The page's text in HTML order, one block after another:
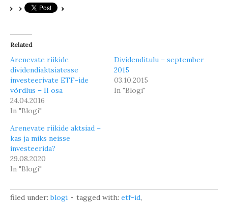
Related
Arenevate riikide
dividendiaktsiatesse
investeerivate ETF-ide
võrdlus – II osa
24.04.2016
In "Blogi"
Dividenditulu – september
2015
03.10.2015
In "Blogi"
Arenevate riikide aktsiad –
kas ja miks neisse
investeerida?
29.08.2020
In "Blogi"
filed under:blogi tagged with: etf-id,